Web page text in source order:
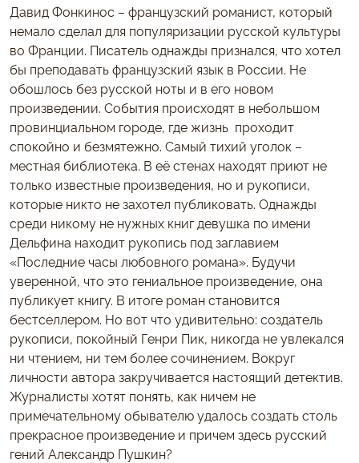
Давид Фонкинос – французский романист, который
немало сделал для популяризации русской культуры
во Франции. Писатель однажды признался, что хотел
бы преподавать французский язык в России. Не
обошлось без русской ноты и в его новом
произведении. События происходят в небольшом
провинциальном городе, где жизнь проходит
спокойно и безмятежно. Самый тихий уголок –
местная библиотека. В её стенах находят приют не
только известные произведения, но и рукописи,
которые никто не захотел публиковать. Однажды
среди никому не нужных книг девушка по имени
Дельфина находит рукопись под заглавием
«Последние часы любовного романа». Будучи
уверенной, что это гениальное произведение, она
публикует книгу. В итоге роман становится
бестселлером. Но вот что удивительно: создатель
рукописи, покойный Генри Пик, никогда не увлекался
ни чтением, ни тем более сочинением. Вокруг
личности автора закручивается настоящий детектив.
Журналисты хотят понять, как ничем не
примечательному обывателю удалось создать столь
прекрасное произведение и причем здесь русский
гений Александр Пушкин?